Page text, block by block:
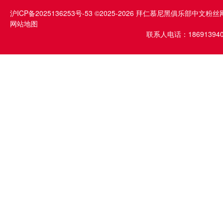
沪ICP备2025136253号-53 ©2025-2026 拜仁慕尼黑俱乐部中文粉丝
网站地图
联系人电话：